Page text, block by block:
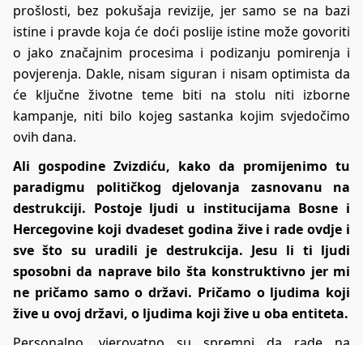
prošlosti, bez pokušaja revizije, jer samo se na bazi
istine i pravde koja će doći poslije istine može govoriti
o jako značajnim procesima i podizanju pomirenja i
povjerenja. Dakle, nisam siguran i nisam optimista da
će ključne životne teme biti na stolu niti izborne
kampanje, niti bilo kojeg sastanka kojim svjedočimo
ovih dana.
Ali gospodine Zvizdiću, kako da promijenimo tu
paradigmu političkog djelovanja zasnovanu na
destrukciji. Postoje ljudi u institucijama Bosne i
Hercegovine koji dvadeset godina žive i rade ovdje i
sve što su uradili je destrukcija. Jesu li ti ljudi
sposobni da naprave bilo šta konstruktivno jer mi
ne pričamo samo o državi. Pričamo o ljudima koji
žive u ovoj državi, o ljudima koji žive u oba entiteta.